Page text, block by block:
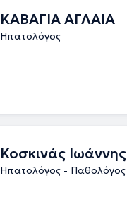
ΚΑΒΑΓΙΑ ΑΓΛΑΙΑ
Ηπατολόγος
Κοσκινάς Ιωάννης
Ηπατολόγος - Παθολόγος